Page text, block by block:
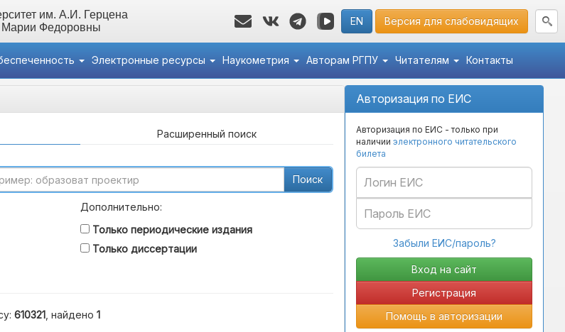
им. А.И. Герцена
Марии Федоровны
EN Версия для слабовидящих
Электронные ресурсы Наукометрия Авторам РГПУ Читателям Контакты
Авторизация по ЕИС
Авторизация по ЕИС - только при
наличии электронного читательского
билета
Забыли ЕИС/пароль?
Регистрация
Помощь в авторизации
Расширенный поиск
Поиск
Дополнительно:
Только периодические издания
Только диссертации
610321 , найдено 1